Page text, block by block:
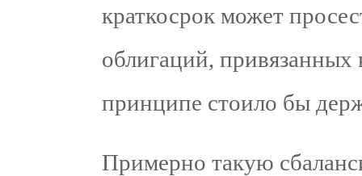
краткосрок может
облигаций, привязанных
принципе стоило бы
Примерно такую